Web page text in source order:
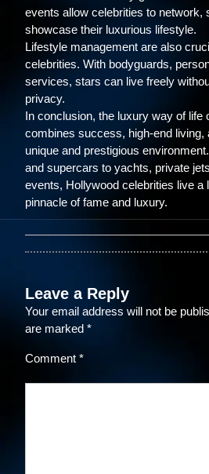
events allow celebrities to network,
showcase their luxurious lifestyle.
Lifestyle management are also
celebrities. With bodyguards,
services, stars can live freely
privacy.
In conclusion, the luxury way of life
combines success, high-end living,
unique and prestigious
and supercars to yachts, private
events, Hollywood celebrities live a
pinnacle of fame and luxury.
Leave a Reply
Your email address will not be
are marked *
Comment *